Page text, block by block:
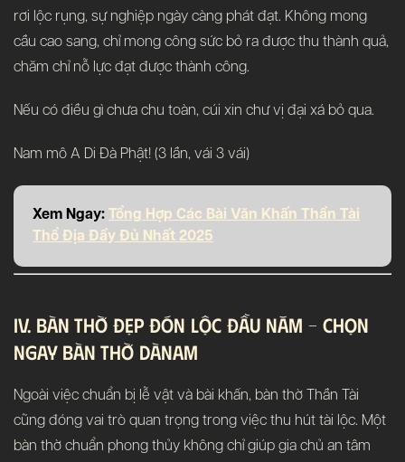
rơi lộc rụng, sự nghiệp ngày càng phát đạt. Không mong
cầu cao sang, chỉ mong công sức bỏ ra được thu thành quả,
chăm chỉ nỗ lực đạt được thành công.
Nếu có điều gì chưa chu toàn, cúi xin chư vị đại xá bỏ qua.
Nam mô A Di Đà Phật! (3 lần, vái 3 vái)
Xem Ngay: Tổng Hợp Các Bài Văn Khấn Thần Tài
Thổ Địa Đầy Đủ Nhất 2025
IV. Bàn Thờ Đẹp Đón Lộc Đầu Năm – Chọn
Ngay Bàn Thờ Dànam
Ngoài việc chuẩn bị lễ vật và bài khấn, bàn thờ Thần Tài
cũng đóng vai trò quan trọng trong việc thu hút tài lộc. Một
bàn thờ chuẩn phong thủy không chỉ giúp gia chủ an tâm